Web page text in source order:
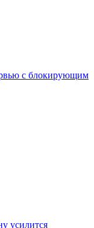
с блокирующим
усилится